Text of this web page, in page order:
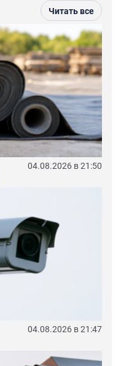
Читать все
04.08.2026 в 21:50
04.08.2026 в 21:47